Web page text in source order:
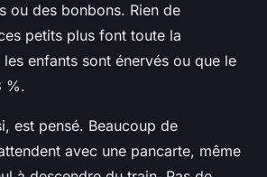
ou des bonbons. Rien de
petits plus font toute la
enfants sont énervés ou que le
%.
est pensé. Beaucoup de
avec une pancarte, même